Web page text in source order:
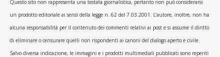
Questo sito non rappresenta una testata giornalistica, pertanto non può considerarsi
un prodotto editoriale ai sensi della legge n. 62 del 7.03.2001. L’autore, inoltre, non ha
alcuna responsabilità per il contenuto dei commenti relativi ai post e si assume il diritto
di eliminare o censurare quelli non rispondenti ai canoni del dialogo aperto e civile.
Salvo diversa indicazione, le immagini e i prodotti multimediali pubblicati sono reperiti